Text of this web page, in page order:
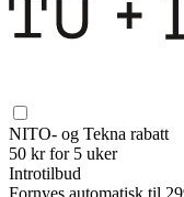
NITO- og Tekna rabatt
50 kr for 5 uker
Introtilbud
Fornyes automatisk til